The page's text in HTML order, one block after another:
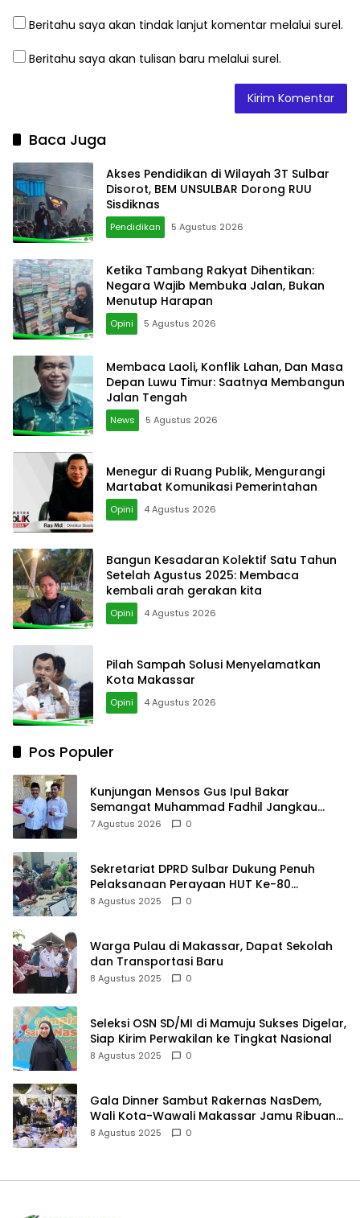
Beritahu saya akan tindak lanjut komentar melalui surel.
Beritahu saya akan tulisan baru melalui surel.
Baca Juga
Akses Pendidikan di Wilayah 3T Sulbar
Disorot, BEM UNSULBAR Dorong RUU
Sisdiknas
Pendidikan 5 Agustus 2026
Ketika Tambang Rakyat Dihentikan:
Negara Wajib Membuka Jalan, Bukan
Menutup Harapan
Opini 5 Agustus 2026
Membaca Laoli, Konflik Lahan, Dan Masa
Depan Luwu Timur: Saatnya Membangun
Jalan Tengah
News 5 Agustus 2026
Menegur di Ruang Publik, Mengurangi
Martabat Komunikasi Pemerintahan
Opini 4 Agustus 2026
Bangun Kesadaran Kolektif Satu Tahun
Setelah Agustus 2025: Membaca
kembali arah gerakan kita
Opini 4 Agustus 2026
Pilah Sampah Solusi Menyelamatkan
Kota Makassar
Opini 4 Agustus 2026
Pos Populer
Kunjungan Mensos Gus Ipul Bakar
Semangat Muhammad Fadhil Jangkau
Anak Keluarga Sangat Kurang Mampu
7 Agustus 2026 0
Sekretariat DPRD Sulbar Dukung Penuh
Pelaksanaan Perayaan HUT Ke-80
Kemerdekaan RI
8 Agustus 2025 0
Warga Pulau di Makassar, Dapat Sekolah
dan Transportasi Baru
8 Agustus 2025 0
Seleksi OSN SD/MI di Mamuju Sukses Digelar,
Siap Kirim Perwakilan ke Tingkat Nasional
8 Agustus 2025 0
Gala Dinner Sambut Rakernas NasDem,
Wali Kota-Wawali Makassar Jamu Ribuan
Kader se-Indonesia
8 Agustus 2025 0